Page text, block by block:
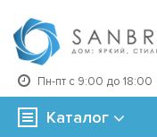
Пн-пт с 9:00 до 18:00
Каталог